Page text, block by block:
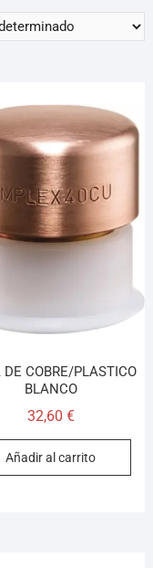
DE COBRE/PLASTICO
BLANCO
32,60 €
Añadir al carrito
Cómo llegar
El Arroyo.